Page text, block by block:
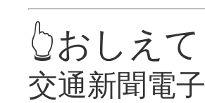
👆おしえ
交通新聞電